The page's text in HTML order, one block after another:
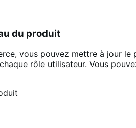
du produit
vous pouvez mettre à jour
rôle utilisateur. Vous